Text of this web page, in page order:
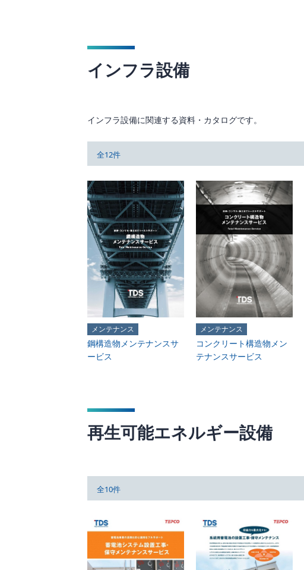
インフラ設備
インフラ設備に関連する資料・カタログです。
全12件
メンテナンス
鋼構造物メンテナンスサ
ービス
メンテナンス
コンクリート構造物メン
テナンスサービス
再生可能エネルギー設備
全10件